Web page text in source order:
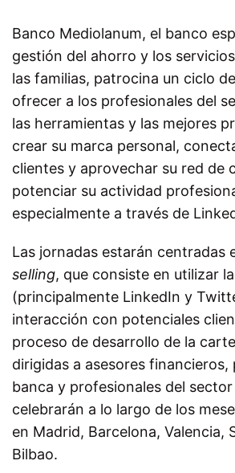
Banco Mediolanum, el banco
gestión del ahorro y los
las familias, patrocina un ciclo
ofrecer a los profesionales del
las herramientas y las mejores
crear su marca personal,
clientes y aprovechar su red de
potenciar su actividad
especialmente a través de
Las jornadas estarán centradas
selling, que consiste en utilizar
(principalmente LinkedIn y
interacción con potenciales
proceso de desarrollo de la
dirigidas a asesores financieros,
banca y profesionales del
celebrarán a lo largo de los
en Madrid, Barcelona, Valencia,
Bilbao.